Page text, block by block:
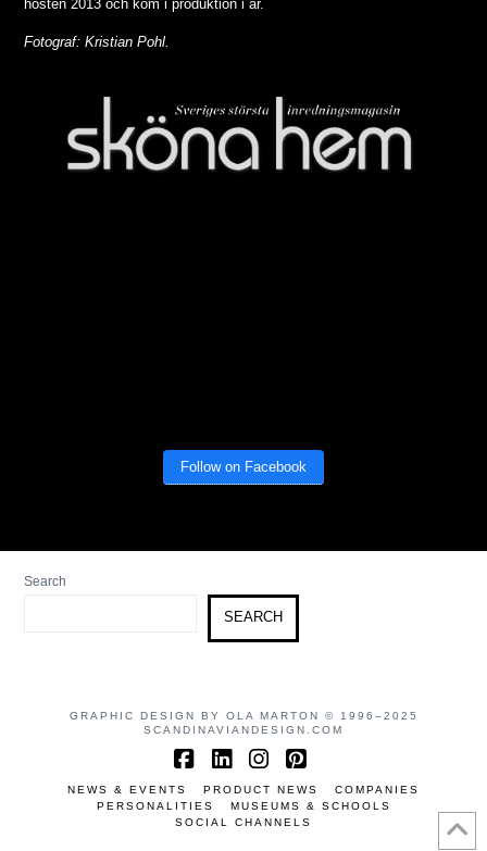
hösten 2013 och kom i produktion i år.
Fotograf: Kristian Pohl.
Follow on Facebook
Search
SEARCH
GRAPHIC DESIGN BY OLA MARTON © 1996–2025
SCANDINAVIANDESIGN.COM
Facebook
LinkedIn
Instagram
Pinterest
NEWS & EVENTS PRODUCT NEWS
COMPANIES
PERSONALITIES
MUSEUMS & SCHOOLS
SOCIAL CHANNELS